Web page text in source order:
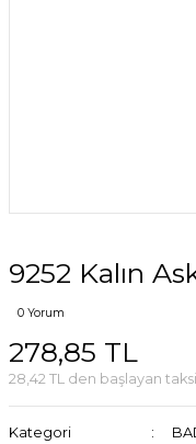
9252 Kalın
0 Yorum
278,85 TL
28,42 TL den başlayan
Kategori